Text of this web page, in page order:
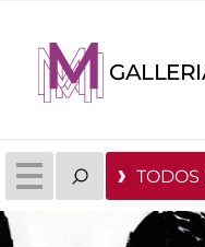
TODOS